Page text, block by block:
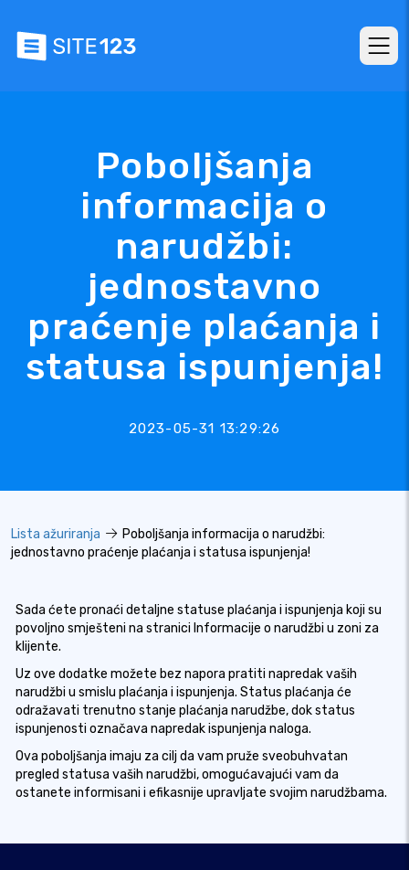
Poboljšanja
informacija o
narudžbi:
jednostavno
praćenje plaćanja i
statusa ispunjenja!
2023-05-31 13:29:26
Lista ažuriranja
Poboljšanja informacija o narudžbi:
jednostavno praćenje plaćanja i statusa ispunjenja!
Sada ćete pronaći detaljne statuse plaćanja i ispunjenja koji su
povoljno smješteni na stranici Informacije o narudžbi u zoni za
klijente.
Uz ove dodatke možete bez napora pratiti napredak vaših
narudžbi u smislu plaćanja i ispunjenja. Status plaćanja će
odražavati trenutno stanje plaćanja narudžbe, dok status
ispunjenosti označava napredak ispunjenja naloga.
Ova poboljšanja imaju za cilj da vam pruže sveobuhvatan
pregled statusa vaših narudžbi, omogućavajući vam da
ostanete informisani i efikasnije upravljate svojim narudžbama.